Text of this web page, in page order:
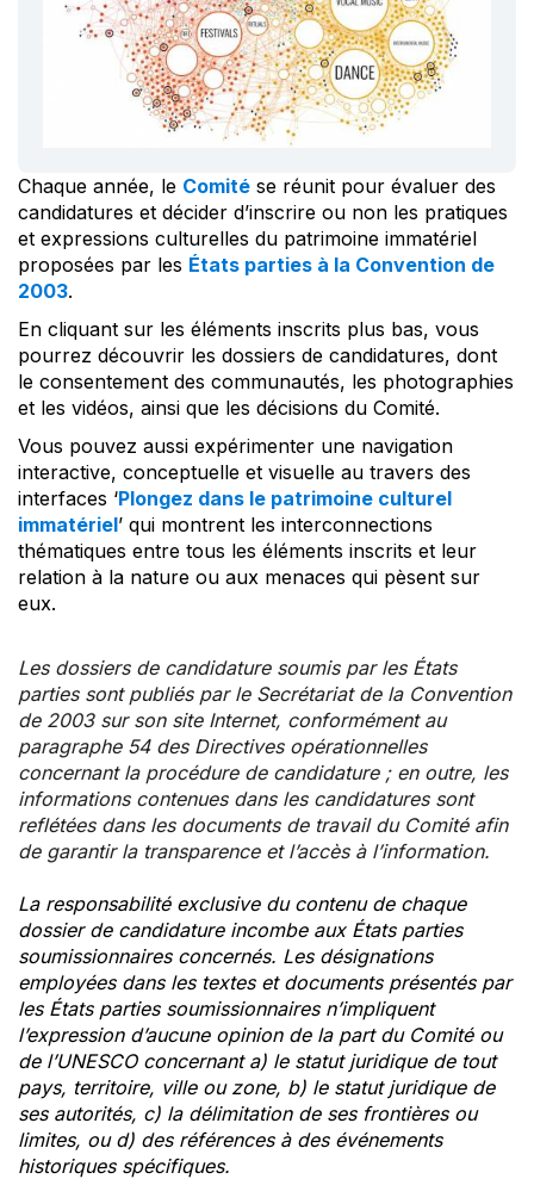
Chaque année, le Comité se réunit pour évaluer des
candidatures et décider d’inscrire ou non les pratiques
et expressions culturelles du patrimoine immatériel
proposées par les États parties à la Convention de
2003.
En cliquant sur les éléments inscrits plus bas, vous
pourrez découvrir les dossiers de candidatures, dont
le consentement des communautés, les photographies
et les vidéos, ainsi que les décisions du Comité.
Vous pouvez aussi expérimenter une navigation
interactive, conceptuelle et visuelle au travers des
interfaces ‘Plongez dans le patrimoine culturel
immatériel’ qui montrent les interconnections
thématiques entre tous les éléments inscrits et leur
relation à la nature ou aux menaces qui pèsent sur
eux.
Les dossiers de candidature soumis par les États
parties sont publiés par le Secrétariat de la Convention
de 2003 sur son site Internet, conformément au
paragraphe 54 des Directives opérationnelles
concernant la procédure de candidature ; en outre, les
informations contenues dans les candidatures sont
reflétées dans les documents de travail du Comité afin
de garantir la transparence et l’accès à l’information.
La responsabilité exclusive du contenu de chaque
dossier de candidature incombe aux États parties
soumissionnaires concernés. Les désignations
employées dans les textes et documents présentés par
les États parties soumissionnaires n’impliquent
l’expression d’aucune opinion de la part du Comité ou
de l’UNESCO concernant a) le statut juridique de tout
pays, territoire, ville ou zone, b) le statut juridique de
ses autorités, c) la délimitation de ses frontières ou
limites, ou d) des références à des événements
historiques spécifiques.